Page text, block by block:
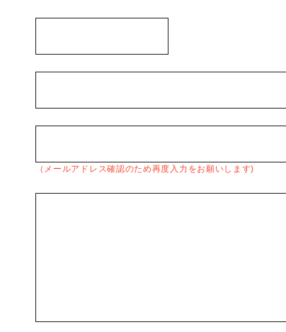
（メールアドレス確認のため再度入力をお願いします)